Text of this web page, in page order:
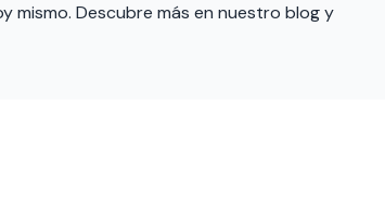
mismo. Descubre más en nuestro blogy